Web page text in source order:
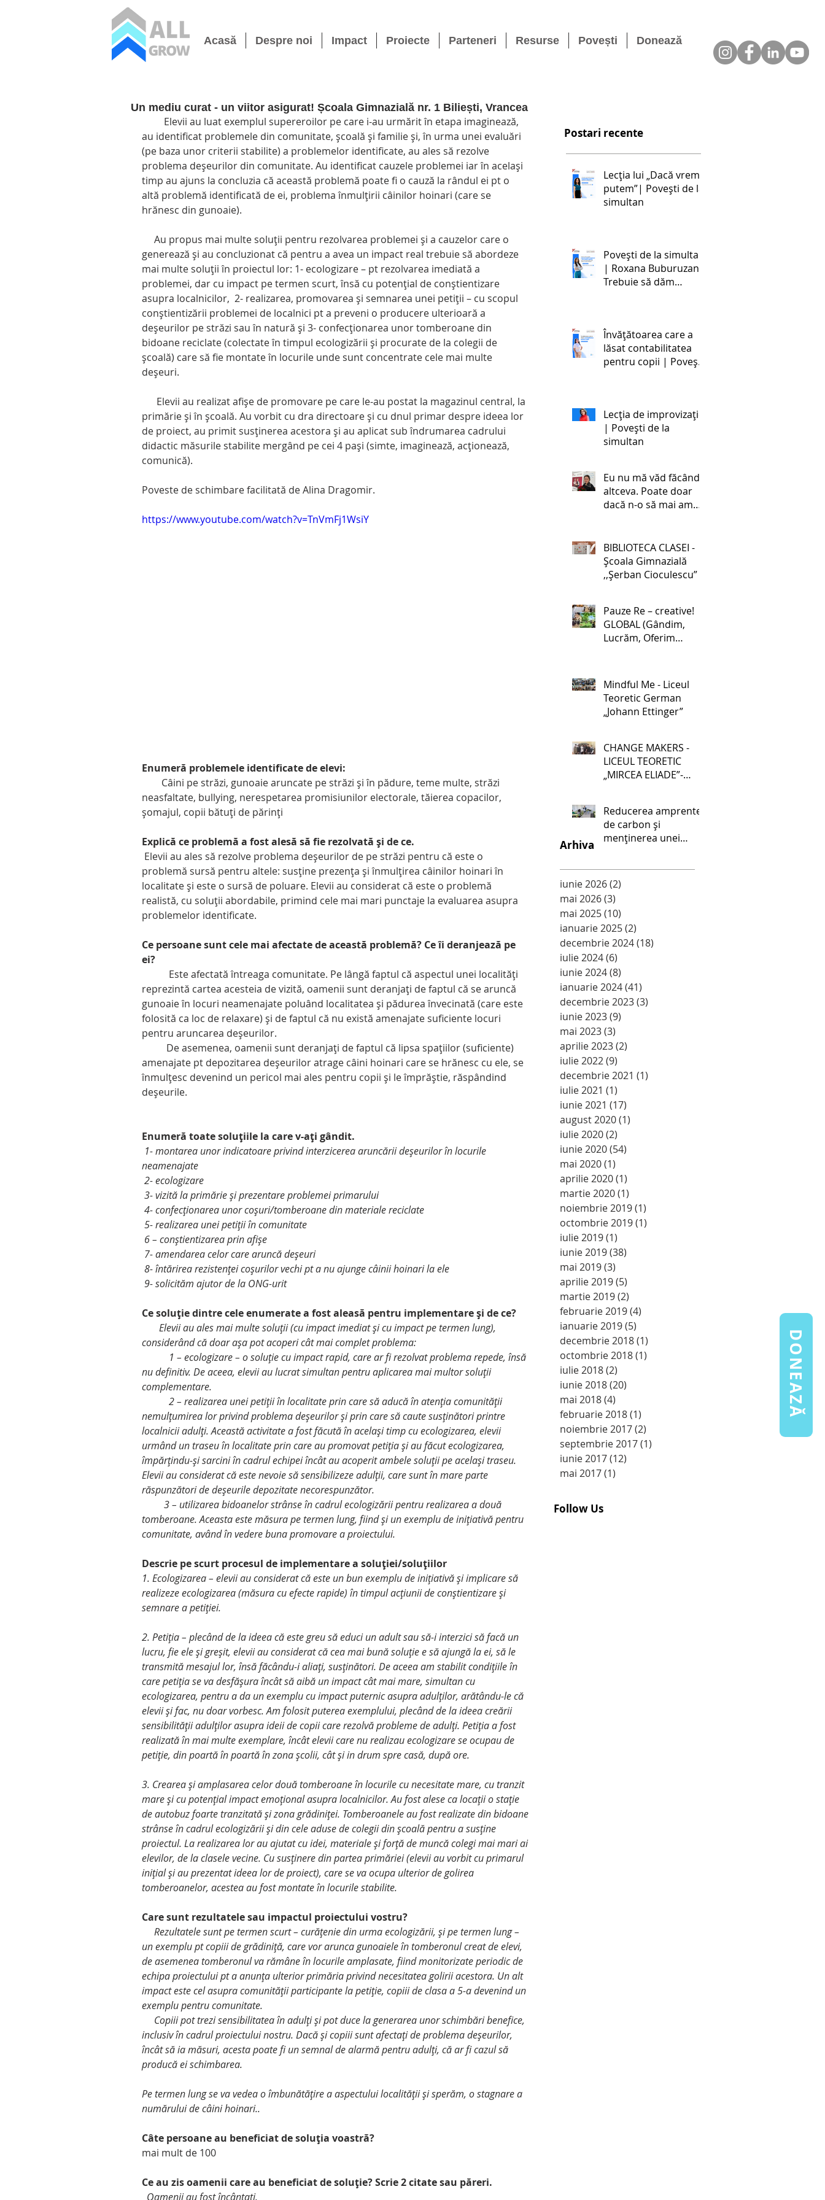
Acasă Despre noi Impact Proiecte Parteneri Resurse Povești Donează
DONEAZĂ
Un mediu curat - un viitor asigurat! Școala Gimnazială nr. 1 Biliești, Vrancea
au identificat problemele din comunitate, școală și familie și, în urma unei evaluări
(pe baza unor criterii stabilite) a problemelor identificate, au ales să rezolve
problema deșeurilor din comunitate. Au identificat cauzele problemei iar în același
timp au ajuns la concluzia că această problemă poate fi o cauză la rândul ei pt o
altă problemă identificată de ei, problema înmulțirii câinilor hoinari (care se
hrănesc din gunoaie).
generează și au concluzionat că pentru a avea un impact real trebuie să abordeze
mai multe soluții în proiectul lor: 1- ecologizare – pt rezolvarea imediată a
problemei, dar cu impact pe termen scurt, însă cu potențial de conștientizare
asupra localnicilor,  2- realizarea, promovarea și semnarea unei petiții – cu scopul
conștientizării problemei de localnici pt a preveni o producere ulterioară a
deșeurilor pe străzi sau în natură și 3- confecționarea unor tomberoane din
bidoane reciclate (colectate în timpul ecologizării și procurate de la colegii de
școală) care să fie montate în locurile unde sunt concentrate cele mai multe
deșeuri.
primărie și în școală. Au vorbit cu dra directoare și cu dnul primar despre ideea lor
de proiect, au primit susținerea acestora și au aplicat sub îndrumarea cadrului
didactic măsurile stabilite mergând pe cei 4 pași (simte, imaginează, acționează,
comunică).
Poveste de schimbare facilitată de Alina Dragomir.
https://www.youtube.com/watch?v=TnVmFj1WsiY
Enumeră problemele identificate de elevi:
neasfaltate, bullying, nerespetarea promisiunilor electorale, tăierea copacilor,
șomajul, copii bătuți de părinți
Explică ce problemă a fost alesă să fie rezolvată și de ce.
problemă sursă pentru altele: susține prezența și înmulțirea câinilor hoinari în
localitate și este o sursă de poluare. Elevii au considerat că este o problemă
realistă, cu soluții abordabile, primind cele mai mari punctaje la evaluarea asupra
problemelor identificate.
Ce persoane sunt cele mai afectate de această problemă? Ce îi deranjează pe
ei?
reprezintă cartea acesteia de vizită, oamenii sunt deranjați de faptul că se aruncă
gunoaie în locuri neamenajate poluând localitatea și pădurea învecinată (care este
folosită ca loc de relaxare) și de faptul că nu există amenajate suficiente locuri
pentru aruncarea deșeurilor.
amenajate pt depozitarea deșeurilor atrage câini hoinari care se hrănesc cu ele, se
înmulțesc devenind un pericol mai ales pentru copii și le împrăștie, răspândind
deșeurile.
Enumeră toate soluțiile la care v-ați gândit.
neamenajate
2- ecologizare
3- vizită la primărie și prezentare problemei primarului
4- confecționarea unor coșuri/tomberoane din materiale reciclate
5- realizarea unei petiții în comunitate
6 – conștientizarea prin afișe
7- amendarea celor care aruncă deșeuri
8- întărirea rezistenței coșurilor vechi pt a nu ajunge câinii hoinari la ele
9- solicităm ajutor de la ONG-urit
Ce soluție dintre cele enumerate a fost aleasă pentru implementare și de ce?
considerând că doar așa pot acoperi cât mai complet problema:
nu definitiv. De aceea, elevii au lucrat simultan pentru aplicarea mai multor soluții
complementare.
nemulțumirea lor privind problema deșeurilor și prin care să caute susținători printre
localnicii adulți. Această activitate a fost făcută în același timp cu ecologizarea, elevii
urmând un traseu în localitate prin care au promovat petiția și au făcut ecologizarea,
împărțindu-și sarcini în cadrul echipei încât au acoperit ambele soluții pe același traseu.
Elevii au considerat că este nevoie să sensibilizeze adulții, care sunt în mare parte
răspunzători de deșeurile depozitate necorespunzător.
tomberoane. Aceasta este măsura pe termen lung, fiind și un exemplu de inițiativă pentru
comunitate, având în vedere buna promovare a proiectului.
Descrie pe scurt procesul de implementare a soluției/soluțiilor
1. Ecologizarea – elevii au considerat că este un bun exemplu de inițiativă și implicare să
realizeze ecologizarea (măsura cu efecte rapide) în timpul acțiunii de conștientizare și
semnare a petiției.
2. Petiția – plecând de la ideea că este greu să educi un adult sau să-i interzici să facă un
lucru, fie ele și greșit, elevii au considerat că cea mai bună soluție e să ajungă la ei, să le
transmită mesajul lor, însă făcându-i aliați, susținători. De aceea am stabilit condițiile în
care petiția se va desfășura încât să aibă un impact cât mai mare, simultan cu
ecologizarea, pentru a da un exemplu cu impact puternic asupra adulților, arătându-le că
elevii și fac, nu doar vorbesc. Am folosit puterea exemplului, plecând de la ideea creării
sensibilității adulților asupra ideii de copii care rezolvă probleme de adulți. Petiția a fost
realizată în mai multe exemplare, încât elevii care nu realizau ecologizare se ocupau de
petiție, din poartă în poartă în zona școlii, cât și in drum spre casă, după ore.
3. Crearea și amplasarea celor două tomberoane în locurile cu necesitate mare, cu tranzit
mare și cu potențial impact emoțional asupra localnicilor. Au fost alese ca locații o stație
de autobuz foarte tranzitată și zona grădiniței. Tomberoanele au fost realizate din bidoane
strânse în cadrul ecologizării și din cele aduse de colegii din școală pentru a susține
proiectul. La realizarea lor au ajutat cu idei, materiale și forță de muncă colegi mai mari ai
elevilor, de la clasele vecine. Cu susținere din partea primăriei (elevii au vorbit cu primarul
inițial și au prezentat ideea lor de proiect), care se va ocupa ulterior de golirea
tomberoanelor, acestea au fost montate în locurile stabilite.
Care sunt rezultatele sau impactul proiectului vostru?
un exemplu pt copiii de grădiniță, care vor arunca gunoaiele în tomberonul creat de elevi,
de asemenea tomberonul va rămâne în locurile amplasate, fiind monitorizate periodic de
echipa proiectului pt a anunța ulterior primăria privind necesitatea golirii acestora. Un alt
impact este cel asupra comunității participante la petiție, copiii de clasa a 5-a devenind un
exemplu pentru comunitate.
inclusiv în cadrul proiectului nostru. Dacă și copiii sunt afectați de problema deșeurilor,
încât să ia măsuri, acesta poate fi un semnal de alarmă pentru adulți, că ar fi cazul să
producă ei schimbarea.
Pe termen lung se va vedea o îmbunătățire a aspectului localității și sperăm, o stagnare a
numărului de câini hoinari..
Câte persoane au beneficiat de soluția voastră?
mai mult de 100
Ce au zis oamenii care au beneficiat de soluție? Scrie 2 citate sau păreri.
  Oamenii au fost încântați.
Postari recente
Lecția lui „Dacă vrem,
putem”| Povești de la
simultan
Povești de la simultan
| Roxana Buburuzan:
Trebuie să dăm
ceea ce este foarte
greu în zilele noastre,
cu toate schimbările.
Învățătoarea care a
lăsat contabilitatea
pentru copii | Povești
Lecția de improvizație
| Povești de la
simultan
Eu nu mă văd făcând
altceva. Poate doar
dacă n-o să mai am
simultan
BIBLIOTECA CLASEI -
Școala Gimnazială
,,Șerban Cioculescu”
Pauze Re – creative!
GLOBAL (Gândim,
Lucrăm, Oferim
pentru schimbare) -
Școala Gimnazială nr.
1 Lehliu-Gară
Mindful Me - Liceul
Teoretic German
„Johann Ettinger”
CHANGE MAKERS -
LICEUL TEORETIC
„MIRCEA ELIADE”-
Reducerea amprentei
de carbon și
menținerea unei
Palanca
Arhiva
iunie 2026(2)
mai 2026(3)
mai 2025(10)
ianuarie 2025(2)
decembrie 2024(18)
iulie 2024(6)
iunie 2024(8)
ianuarie 2024(41)
decembrie 2023(3)
iunie 2023(9)
mai 2023(3)
aprilie 2023(2)
iulie 2022(9)
decembrie 2021 (1)
iulie 2021 (1)
iunie 2021 (17)
august 2020(1)
iulie 2020(2)
iunie 2020(54)
mai 2020(1)
aprilie 2020(1)
martie 2020(1)
noiembrie 2019(1)
octombrie 2019(1)
iulie 2019(1)
iunie 2019(38)
mai 2019(3)
aprilie 2019(5)
martie 2019(2)
februarie 2019(4)
ianuarie 2019(5)
decembrie 2018(1)
octombrie 2018(1)
iulie 2018(2)
iunie 2018(20)
mai 2018(4)
februarie 2018(1)
noiembrie 2017(2)
septembrie 2017(1)
iunie 2017(12)
mai 2017(1)
Follow Us